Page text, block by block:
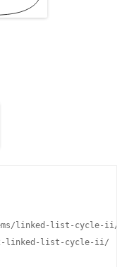
linked-list-cycle-ii/
linked-list-cycle-ii/